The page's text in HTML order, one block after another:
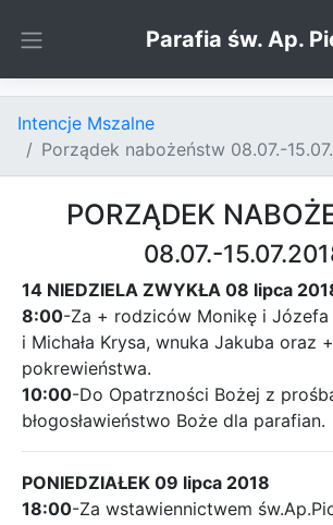
Parafia św. Ap.
Intencje Mszalne
Porządek nabożeństw 08.07.-
PORZĄDEK
08.07.-
14 NIEDZIELA ZWYKŁA 08 lipca
8:00-Za + rodziców Monikę i Józefa
i Michała Krysa, wnuka Jakuba oraz
pokrewieństwa.
10:00-Do Opatrzności Bożej z
błogosławieństwo Boże dla parafian.
PONIEDZIAŁEK 09 lipca 2018
18:00-Za wstawiennictwem